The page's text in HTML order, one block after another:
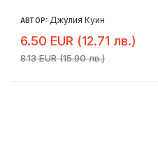
АВТОР: Джулия Куин
6.50 EUR (12.71 лв.)
8.13 EUR (15.90 лв.)